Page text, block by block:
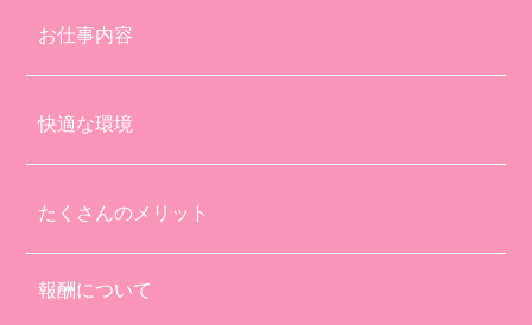
お仕事内容
快適な環境
たくさんのメリット
報酬について